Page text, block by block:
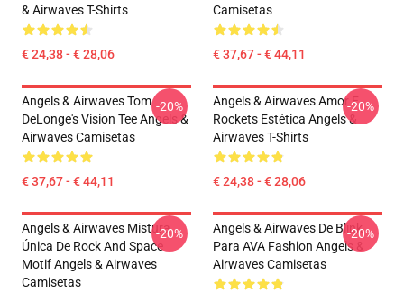
& Airwaves T-Shirts
€ 24,38 - € 28,06
Camisetas
€ 37,67 - € 44,11
Angels & Airwaves Tom
DeLonge's Vision Tee Angels &
Airwaves Camisetas
€ 37,67 - € 44,11
-20%
Angels & Airwaves Amor E
Rockets Estética Angels &
Airwaves T-Shirts
€ 24,38 - € 28,06
-20%
Angels & Airwaves Mistura
Única De Rock And Space
Motif Angels & Airwaves
Camisetas
-20%
Angels & Airwaves De Blink
Para AVA Fashion Angels &
Airwaves Camisetas
-20%